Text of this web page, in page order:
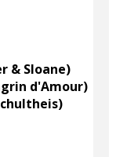
& Sloane)
d'Amour)